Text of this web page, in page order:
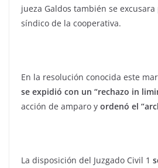
jueza Galdos también se
síndico de la cooperativa.
En la resolución conocida este
se expidió con un “rechazo in
acción de amparo y ordenó el
La disposición del Juzgado Civil 1